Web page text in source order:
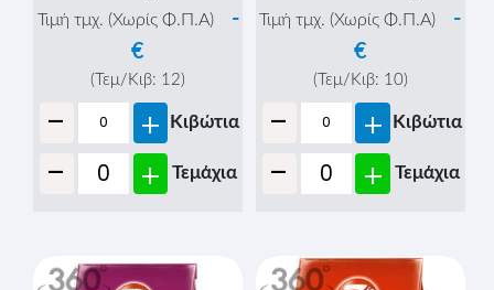
Τιμή τμχ. (Χωρίς Φ.Π.Α)
-
€
(Τεμ/Κιβ: 12)
- + Κιβώτια
- + Τεμάχια
Τιμή τμχ. (Χωρίς Φ.Π.Α)
-
€
(Τεμ/Κιβ: 10)
- + Κιβώτια
- + Τεμάχια